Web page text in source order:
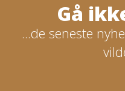
Gå
...de seneste